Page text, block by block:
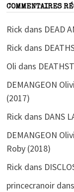
COMMENTAIRES
Rick dans DEAD
Rick dans
Oli dans
DEMANGEON
(2017)
Rick dans DANS
DEMANGEON
Roby (2018)
Rick dans
princecranoirdans